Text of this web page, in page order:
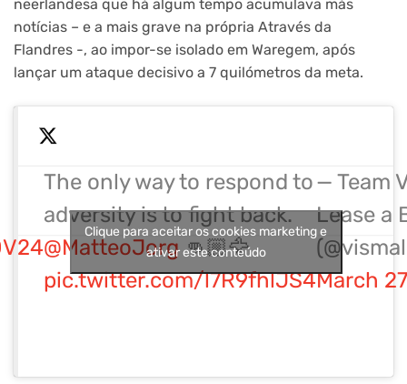
neerlandesa que há algum tempo acumulava más
notícias – e a mais grave na própria Através da
Flandres -, ao impor-se isolado em Waregem, após
lançar um ataque decisivo a 7 quilómetros da meta.
The only way to respond to
adversity is to fight back.
@MatteoJorg👊🏼🦅
pic.twitter.com/l7R9fhlJS4
— Team
Lease a
March
Clique para aceitar os cookies marketing e
ativar este conteúdo